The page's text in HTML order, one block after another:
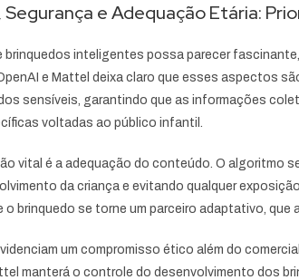
Segurança e Adequação Etária:
brinquedos inteligentes possa parecer
e Mattel deixa claro que esses aspectos
sensíveis, garantindo que as informações
voltadas ao público infantil.
vital é a adequação do conteúdo. O algoritmo
da criança e evitando qualquer
o brinquedo se torne um parceiro adaptativo,
um compromisso ético além do
manterá o controle do desenvolvimento dos